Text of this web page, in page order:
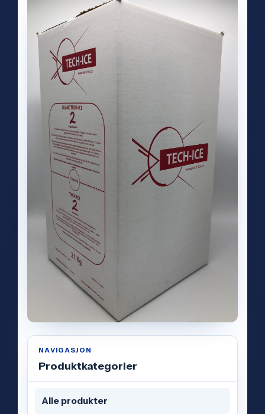
NAVIGASJON
Produktkategorier
Alle produkter